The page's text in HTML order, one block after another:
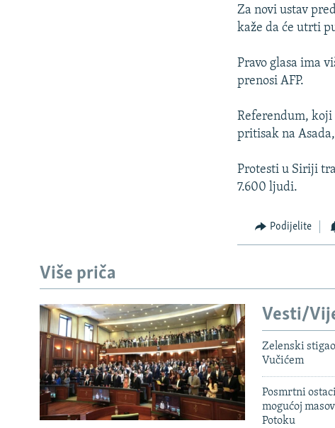
NASTANAK I RASPAD JUGOSLAVIJE
Za novi ustav
kaže da će utrti
Pravo glasa ima
prenosi AFP.
Referendum,
pritisak na
Protesti u Siriji
7.600 ljudi.
Podijelite
Više priča
Vesti/
Zelenski
Vučićem
Posmrtni
mogućoj
Potoku